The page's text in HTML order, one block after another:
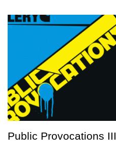
Public Provocations III